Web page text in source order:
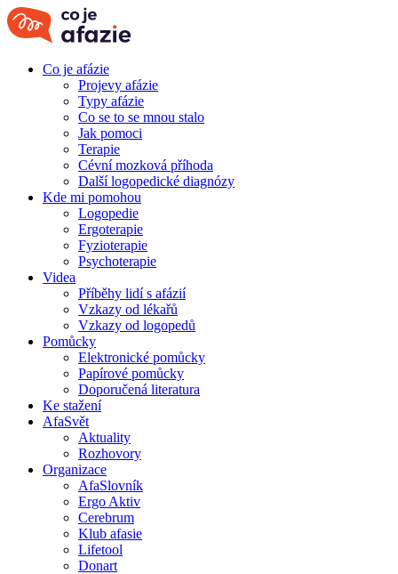
Co je afázie
Projevy afázie
Typy afázie
Co se to se mnou stalo
Jak pomoci
Terapie
Cévní mozková příhoda
Další logopedické diagnózy
Kde mi pomohou
Logopedie
Ergoterapie
Fyzioterapie
Psychoterapie
Videa
Příběhy lidí s afázií
Vzkazy od lékařů
Vzkazy od logopedů
Pomůcky
Elektronické pomůcky
Papírové pomůcky
Doporučená literatura
Ke stažení
AfaSvět
Aktuality
Rozhovory
Organizace
AfaSlovník
Ergo Aktiv
Cerebrum
Klub afasie
Lifetool
Donart